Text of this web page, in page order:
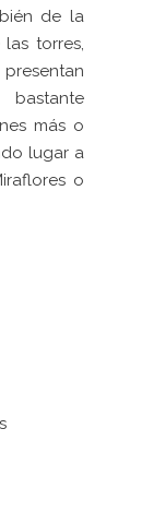
de la
torres,
más o
lugar a
o